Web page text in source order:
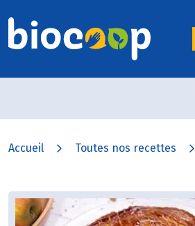
Accueil Toutes nos recettes